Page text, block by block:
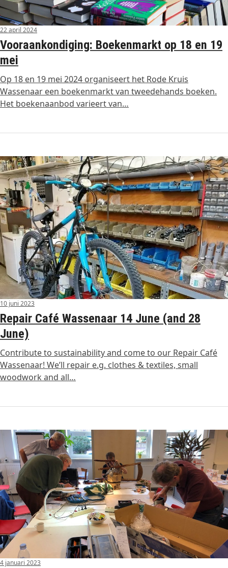
22 april 2024
Vooraankondiging: Boekenmarkt op 18 en 19
mei
Op 18 en 19 mei 2024 organiseert het Rode Kruis
Wassenaar een boekenmarkt van tweedehands boeken.
Het boekenaanbod varieert van…
10 juni 2023
Repair Café Wassenaar 14 June (and 28
June)
Contribute to sustainability and come to our Repair Café
Wassenaar! We’ll repair e.g. clothes & textiles, small
woodwork and all…
4 januari 2023